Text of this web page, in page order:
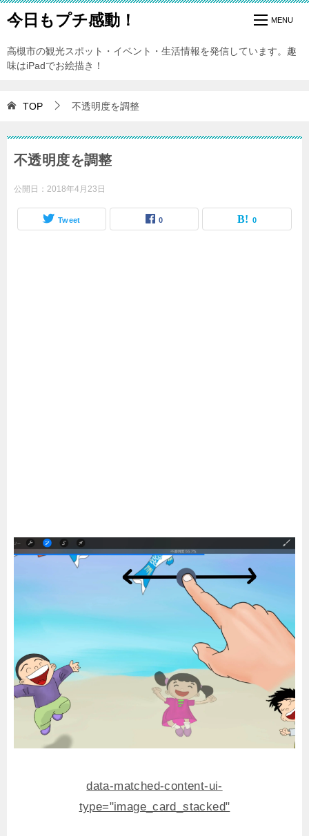
今日もプチ感動！
高槻市の観光スポット・イベント・生活情報を発信しています。趣
味はiPadでお絵描き！
TOP 不透明度を調整
不透明度を調整
公開日： 2018年4月23日
Tweet 0 0
data-matched-content-ui-
type="image_card_stacked"